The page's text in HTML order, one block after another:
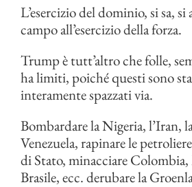
L’esercizio del dominio, si sa,
campo all’esercizio della forza.
Trump è tutt’altro che folle,
ha limiti, poiché questi sono
interamente spazzati via.
Bombardare la Nigeria, l’Iran,
Venezuela, rapinare le
di Stato, minacciare
Brasile, ecc. derubare la